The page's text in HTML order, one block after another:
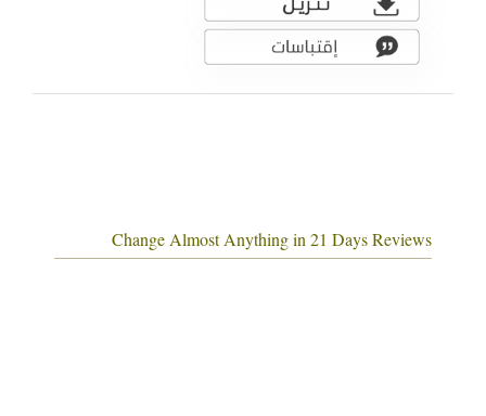
Change Almost Anything in 21 Days Reviews